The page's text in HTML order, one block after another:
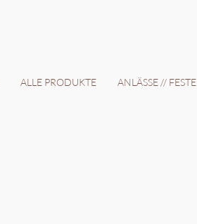
ALLE PRODUKTE ANLÄSSE // FESTE